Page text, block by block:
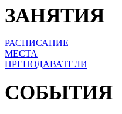
ЗАНЯТИЯ
РАСПИСАНИЕ
МЕСТА
ПРЕПОДАВАТЕЛИ
СОБЫТИЯ